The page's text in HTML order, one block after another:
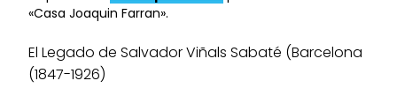
«Casa Joaquin Farran».
El Legado de Salvador Viñals Sabaté (Barcelona
(1847-1926)